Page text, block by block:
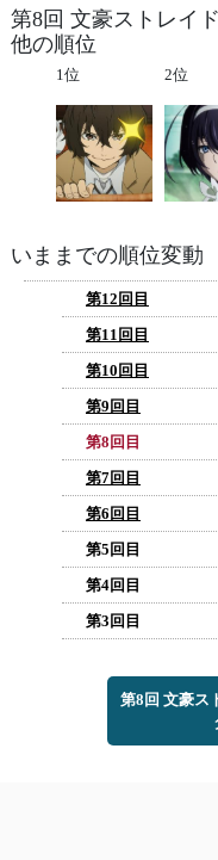
第8回 文豪ストレイ
他の順位
1位 2位
いままでの順位変動
第12回目
第11回目
第10回目
第9回目
第8回目
第7回目
第6回目
第5回目
第4回目
第3回目
第8回 文豪ス